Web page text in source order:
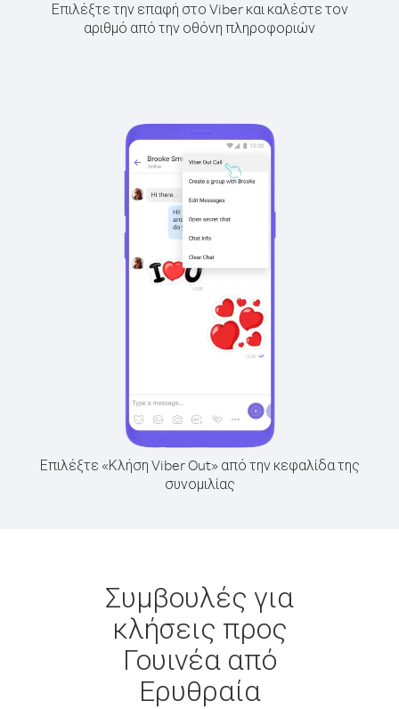
Επιλέξτε την επαφή στο Viber και καλέστε τον
αριθμό από την οθόνη πληροφοριών
Επιλέξτε «Κλήση Viber Out» από την κεφαλίδα της
συνομιλίας
Συμβουλές για
κλήσεις προς
Γουινέα από
Ερυθραία